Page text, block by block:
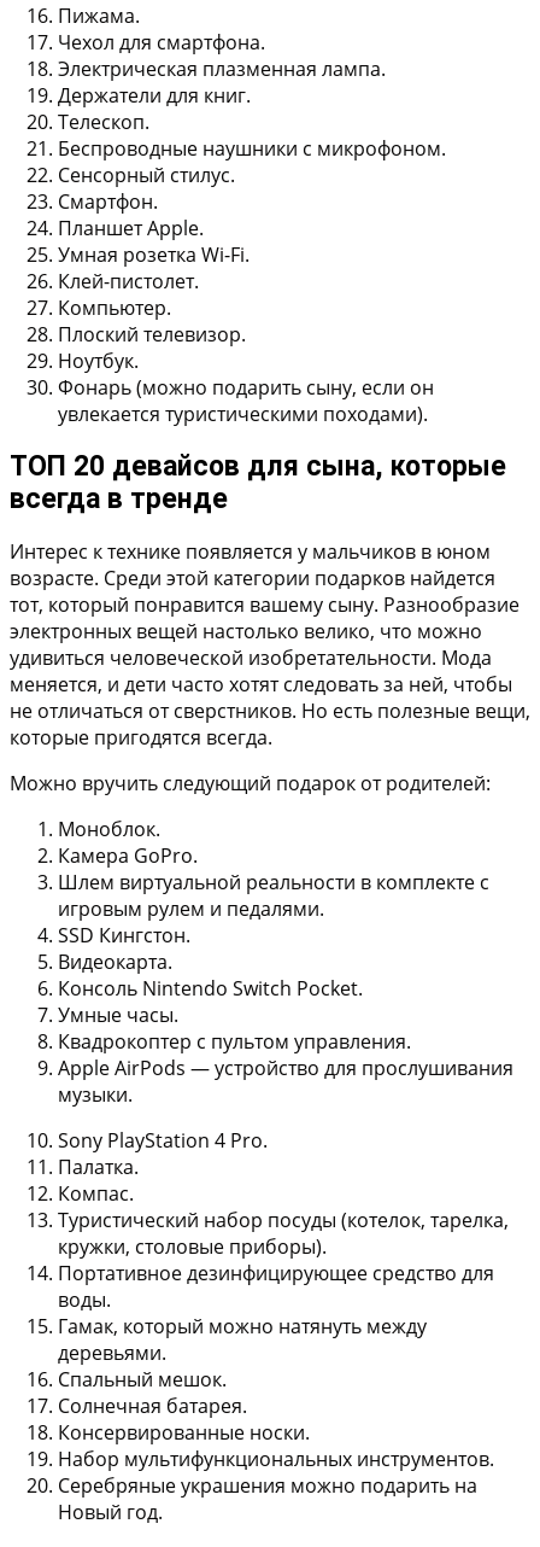
Пижама.
Чехол для смартфона.
Электрическая плазменная лампа.
Держатели для книг.
Телескоп.
Беспроводные наушники с микрофоном.
Сенсорный стилус.
Смартфон.
Планшет Apple.
Умная розетка Wi-Fi.
Клей-пистолет.
Компьютер.
Плоский телевизор.
Ноутбук.
Фонарь (можно подарить сыну, если он
увлекается туристическими походами).
ТОП 20 девайсов для сына, которые
всегда в тренде
Интерес к технике появляется у мальчиков в юном
возрасте. Среди этой категории подарков найдется
тот, который понравится вашему сыну. Разнообразие
электронных вещей настолько велико, что можно
удивиться человеческой изобретательности. Мода
меняется, и дети часто хотят следовать за ней, чтобы
не отличаться от сверстников. Но есть полезные вещи,
которые пригодятся всегда.
Можно вручить следующий подарок от родителей:
Моноблок.
Камера GoPro.
Шлем виртуальной реальности в комплекте с
игровым рулем и педалями.
SSD Кингстон.
Видеокарта.
Консоль Nintendo Switch Pocket.
Умные часы.
Квадрокоптер с пультом управления.
Apple AirPods — устройство для прослушивания
музыки.
Sony PlayStation 4 Pro.
Палатка.
Компас.
Туристический набор посуды (котелок, тарелка,
кружки, столовые приборы).
Портативное дезинфицирующее средство для
воды.
Гамак, который можно натянуть между
деревьями.
Спальный мешок.
Солнечная батарея.
Консервированные носки.
Набор мультифункциональных инструментов.
Серебряные украшения можно подарить на
Новый год.